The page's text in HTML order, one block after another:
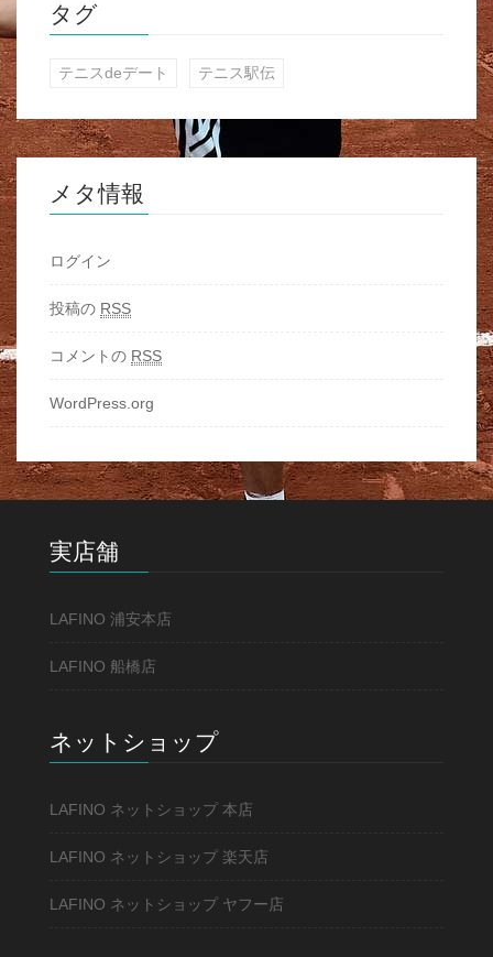
タグ
テニスdeデート テニス駅伝
メタ情報
ログイン
投稿の RSS
コメントの RSS
WordPress.org
実店舗
LAFINO 浦安本店
LAFINO 船橋店
ネットショップ
LAFINO ネットショップ 本店
LAFINO ネットショップ 楽天店
LAFINO ネットショップ ヤフー店